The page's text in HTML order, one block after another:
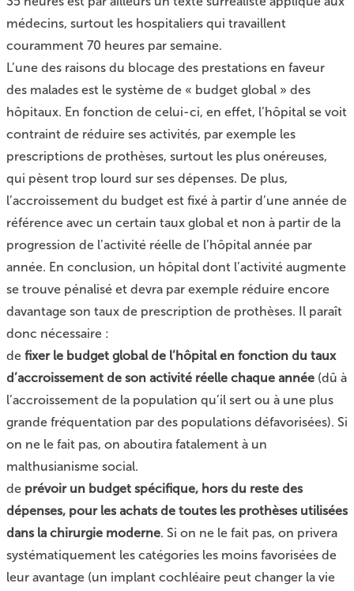
médecins, surtout les hospitaliers qui travaillent
couramment 70 heures par semaine.
L’une des raisons du blocage des prestations en faveur
des malades est le système de « budget global » des
hôpitaux. En fonction de celui-ci, en effet, l’hôpital se voit
contraint de réduire ses activités, par exemple les
prescriptions de prothèses, surtout les plus onéreuses,
qui pèsent trop lourd sur ses dépenses. De plus,
l’accroissement du budget est fixé à partir d’une année de
référence avec un certain taux global et non à partir de la
progression de l’activité réelle de l’hôpital année par
année. En conclusion, un hôpital dont l’activité augmente
se trouve pénalisé et devra par exemple réduire encore
davantage son taux de prescription de prothèses. Il paraît
donc nécessaire :
de fixer le budget global de l’hôpital en fonction du taux
d’accroissement de son activité réelle chaque année (dû à
l’accroissement de la population qu’il sert ou à une plus
grande fréquentation par des populations défavorisées). Si
on ne le fait pas, on aboutira fatalement à un
malthusianisme social.
de prévoir un budget spécifique, hors du reste des
dépenses, pour les achats de toutes les prothèses utilisées
dans la chirurgie moderne. Si on ne le fait pas, on privera
systématiquement les catégories les moins favorisées de
leur avantage (un implant cochléaire peut changer la vie